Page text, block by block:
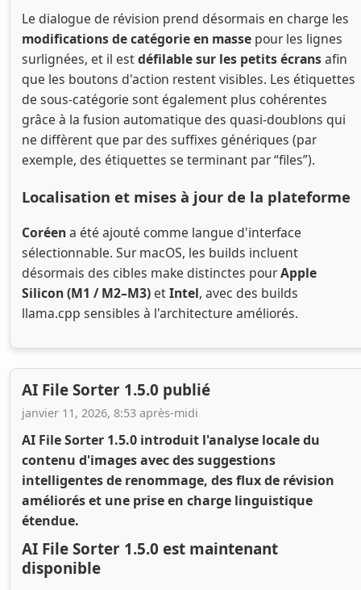
Le dialogue de révision prend désormais en charge les
modifications de catégorie en masse pour les lignes
surlignées, et il estdéfilable sur les petits écransafin
que les boutons d'action restent visibles. Les étiquettes
de sous-catégorie sont également plus cohérentes
grâce à la fusion automatique des quasi-doublons qui
ne diffèrent que par des suffixes génériques (par
exemple, des étiquettes se terminant par “files”).
Localisation et mises à jour de la plateforme
Coréena été ajouté comme langue d'interface
sélectionnable. Sur macOS, les builds incluent
désormais des cibles make distinctes pourApple
Silicon (M1 / M2–M3)etIntel, avec des builds
llama.cpp sensibles à l'architecture améliorés.
AI File Sorter 1.5.0 publié
janvier 11, 2026, 8:53 après-midi
AI File Sorter 1.5.0 introduit l'analyse locale du
contenu d'images avec des suggestions
intelligentes de renommage, des flux de révision
améliorés et une prise en charge linguistique
étendue.
AI File Sorter 1.5.0 est maintenant
disponible